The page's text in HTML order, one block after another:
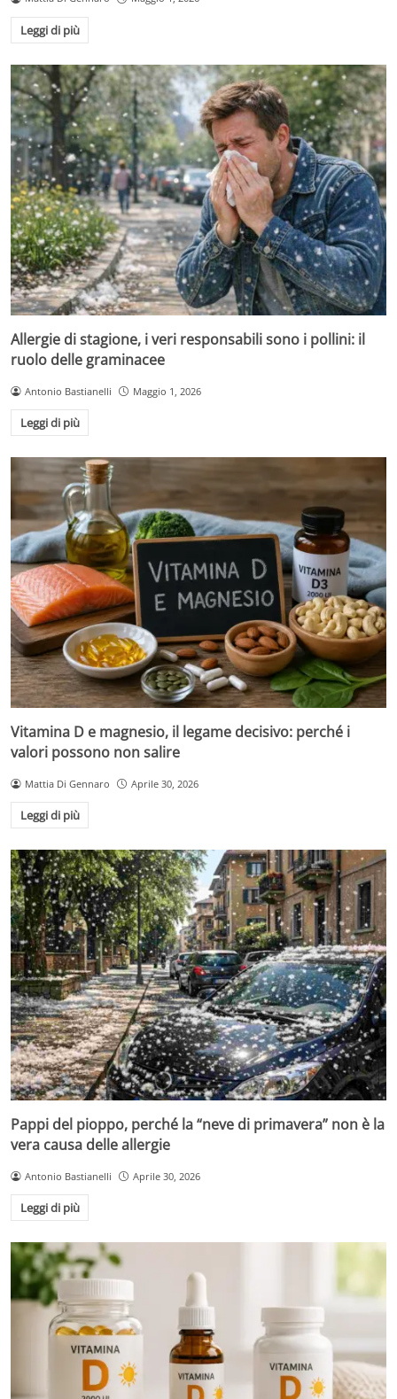
Leggi di più
Allergie di stagione, i veri responsabili sono i pollini: il
ruolo delle graminacee
Antonio Bastianelli Maggio 1, 2026
Leggi di più
Vitamina D e magnesio, il legame decisivo: perché i
valori possono non salire
Mattia Di Gennaro Aprile 30, 2026
Leggi di più
Pappi del pioppo, perché la “neve di primavera” non è la
vera causa delle allergie
Antonio Bastianelli Aprile 30, 2026
Leggi di più